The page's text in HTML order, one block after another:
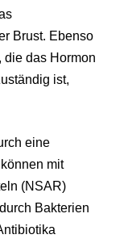
Brust. Ebenso
die das Hormon
ist,
eine
mit
(NSAR)
Bakterien